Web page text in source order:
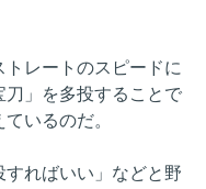
レートのスピードに
」を多投することで
いるのだ。
すればいい」などと野